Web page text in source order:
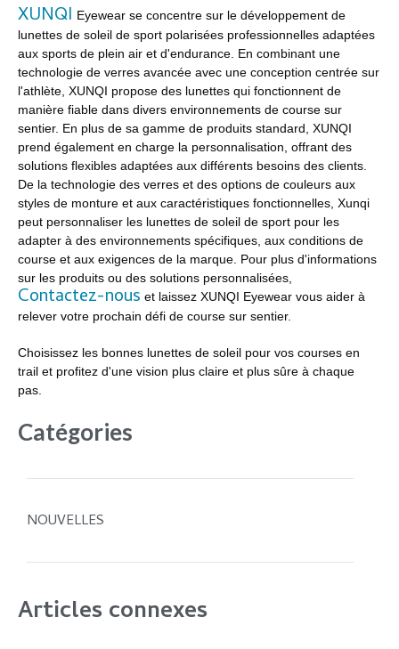
XUNQI Eyewear se concentre sur le développement de
lunettes de soleil de sport polarisées professionnelles adaptées
aux sports de plein air et d'endurance. En combinant une
technologie de verres avancée avec une conception centrée sur
l'athlète, XUNQI propose des lunettes qui fonctionnent de
manière fiable dans divers environnements de course sur
sentier. En plus de sa gamme de produits standard, XUNQI
prend également en charge la personnalisation, offrant des
solutions flexibles adaptées aux différents besoins des clients.
De la technologie des verres et des options de couleurs aux
styles de monture et aux caractéristiques fonctionnelles, Xunqi
peut personnaliser les lunettes de soleil de sport pour les
adapter à des environnements spécifiques, aux conditions de
course et aux exigences de la marque. Pour plus d'informations
sur les produits ou des solutions personnalisées,
Contactez-nous et laissez XUNQI Eyewear vous aider à
relever votre prochain défi de course sur sentier.
Choisissez les bonnes lunettes de soleil pour vos courses en
trail et profitez d'une vision plus claire et plus sûre à chaque
pas.
Catégories
NOUVELLES
Articles connexes